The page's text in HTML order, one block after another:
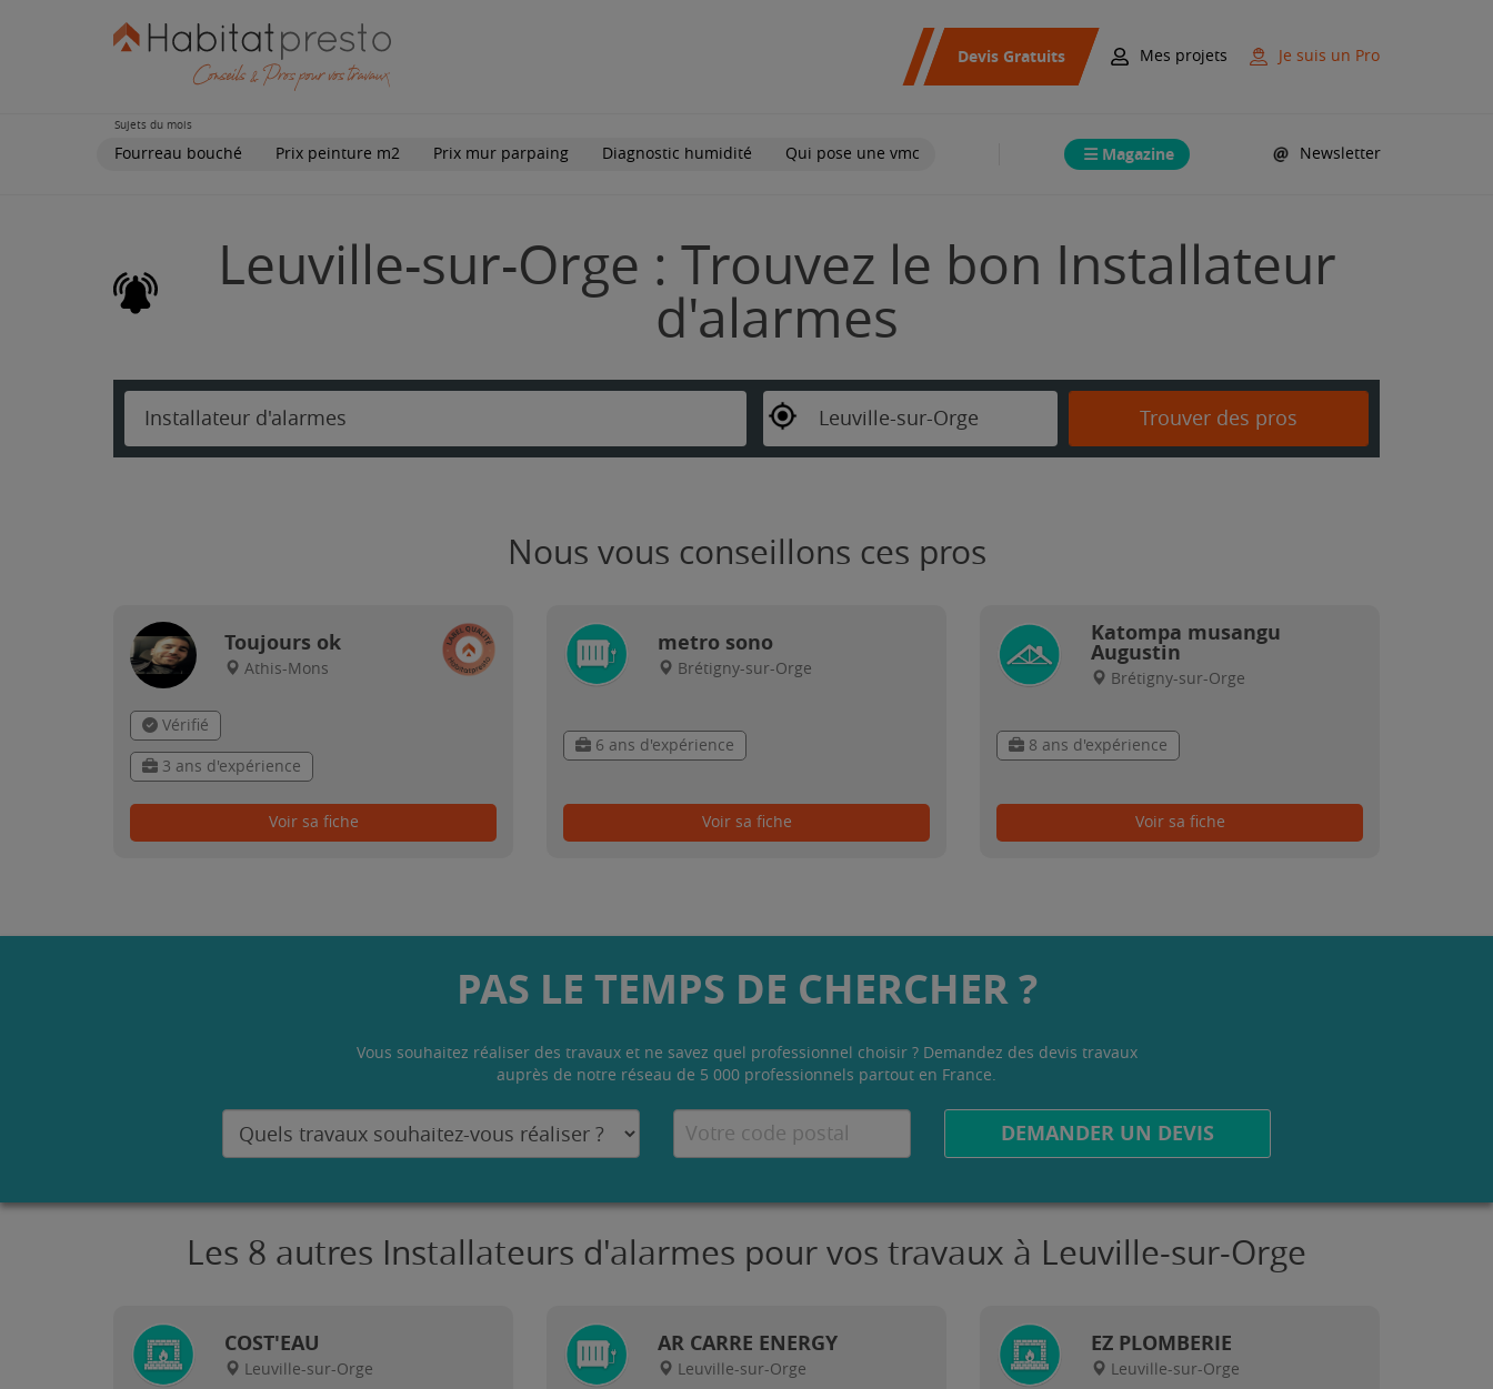
Devis Gratuits Mes projets Je suis un Pro
Sujets du mois
Fourreau bouché Prix peinture m2 Prix mur parpaing Diagnostic humidité Qui pose une vmc Magazine Newsletter
Leuville-sur-Orge : Trouvez le bon Installateur
d'alarmes
Installateur d'alarmes Leuville-sur-Orge Trouver des pros
Nous vous conseillons ces pros
Toujours ok
Athis-Mons
Vérifié
3 ans d'expérience
Voir sa fiche
metro sono
Brétigny-sur-Orge
6 ans d'expérience
Voir sa fiche
Katompa musangu
Augustin
Brétigny-sur-Orge
8 ans d'expérience
Voir sa fiche
PAS LE TEMPS DE CHERCHER ?
Vous souhaitez réaliser des travaux et ne savez quel professionnel choisir ? Demandez des devis travaux
auprès de notre réseau de 5 000 professionnels partout en France.
DEMANDER UN DEVIS
Les 8 autres Installateurs d'alarmes pour vos travaux à Leuville-sur-Orge
COST'EAU
Leuville-sur-Orge
AR CARRE ENERGY
Leuville-sur-Orge
EZ PLOMBERIE
Leuville-sur-Orge